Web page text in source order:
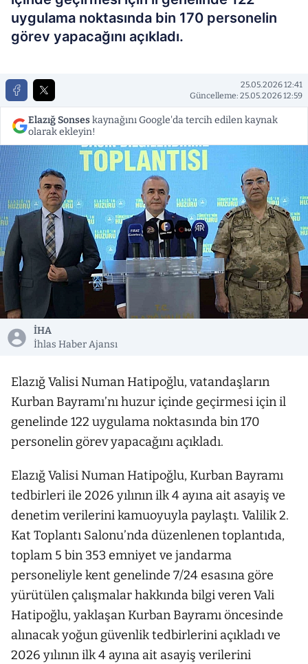
uygulama noktasında bin 170 personelin
görev yapacağını açıkladı.
25.05.2026 12:41
Güncelleme: 25.05.2026 12:59
Elazığ Sonseskaynağını Google'da tercih edilen kaynak
olarak ekleyin!
İHA
İhlas Haber Ajansı
Elazığ Valisi Numan Hatipoğlu, vatandaşların
Kurban Bayramı’nı huzur içinde geçirmesi için il
genelinde 122 uygulama noktasında bin 170
personelin görev yapacağını açıkladı.
Elazığ Valisi Numan Hatipoğlu, Kurban Bayramı
tedbirleri ile 2026 yılının ilk 4 ayına ait asayiş ve
denetim verilerini kamuoyuyla paylaştı. Valilik 2.
Kat Toplantı Salonu’nda düzenlenen toplantıda,
toplam 5 bin 353 emniyet ve jandarma
personeliyle kent genelinde 7/24 esasına göre
yürütülen çalışmalar hakkında bilgi veren Vali
Hatipoğlu, yaklaşan Kurban Bayramı öncesinde
alınacak yoğun güvenlik tedbirlerini açıkladı ve
2026 yılının ilk 4 ayına ait asayiş verilerini